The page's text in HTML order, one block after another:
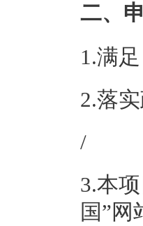
二、
1.满
2.落
/
3.本
国”网